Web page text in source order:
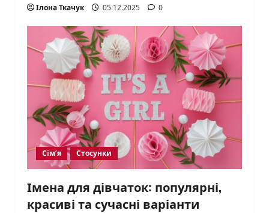
Ілона Ткачук 05.12.2025 0
Сім’я Стосунки
Імена для дівчаток: популярні,
красиві та сучасні варіанти